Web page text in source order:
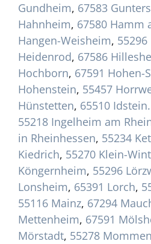
Gundheim, 67583
Hahnheim, 67580 Hamm
Hangen-Weisheim,
Heidenrod, 67586
Hochborn, 67591 Hohen-
Hohenstein, 55457
Hünstetten, 65510
55218 Ingelheim am
in Rheinhessen, 55234
Kiedrich, 55270 Klein-
Köngernheim, 55296
Lonsheim, 65391 Lorch,
55116 Mainz, 67294
Mettenheim, 67591
Mörstadt, 55278